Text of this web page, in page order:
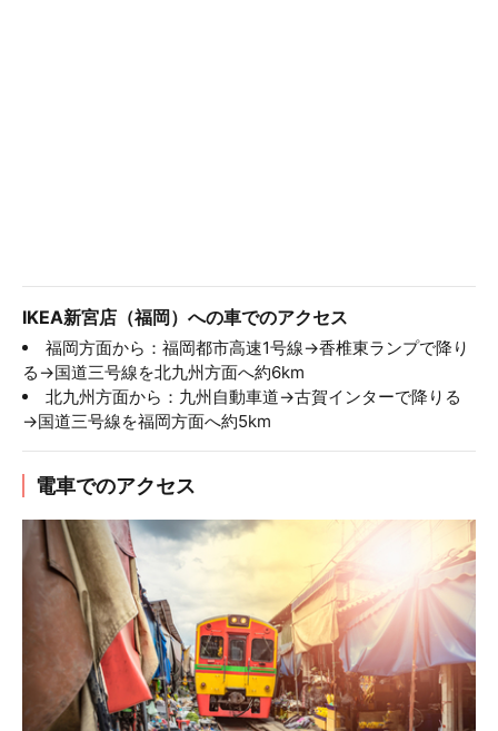
IKEA新宮店（福岡）への車でのアクセス
福岡方面から：福岡都市高速1号線→香椎東ランプで降り
る→国道三号線を北九州方面へ約6km
北九州方面から：九州自動車道→古賀インターで降りる
→国道三号線を福岡方面へ約5km
電車でのアクセス